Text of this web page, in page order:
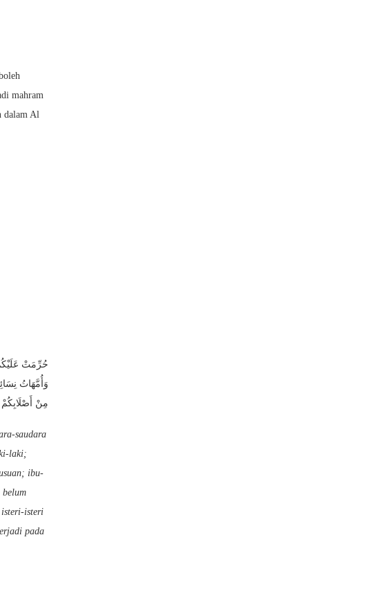
mahram
dalam Al
حُرِّمَتْ عَلَيْكُمْ
وَأُمَّهَاتُ
مِنْ أَصْلَابِكُمْ
saudara
laki;
ibu-
isteri-isteri
pada